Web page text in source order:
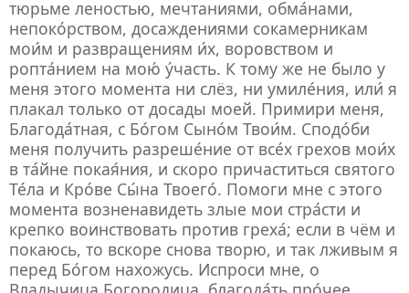
тюрьме леностью, мечтаниями, обма́нами,
непоко́рством, досаждениями сокамерникам
мои́м и развращениям и́х, воровством и
ропта́нием на мою́ у́часть. К тому же не было у
меня этого момента ни слёз, ни умиле́ния, или́ я
плакал только от досады моей. Примири меня,
Благода́тная, с Бо́гом Сыно́м Твои́м. Сподо́би
меня получить разреше́ние от все́х грехов мои́х
в та́йне покая́ния, и скоро причаститься святого
Те́ла и Кро́ве Сы́на Твоего́. Помоги мне с этого
момента возненавидеть злые мои стра́сти и
крепко воинствовать против греха́; если в чём и
покаюсь, то вскоре снова творю, и так лживым я
перед Бо́гом нахожусь. Испроси мне, о